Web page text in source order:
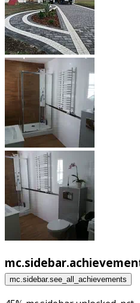
mc.sidebar.see_all_achievements